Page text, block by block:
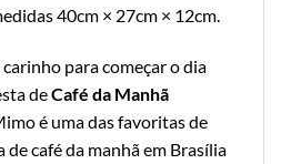
40cm × 27cm × 12cm.
para começar o dia
deCafé da Manhã
é uma das favoritas de
de café da manhã em Brasília